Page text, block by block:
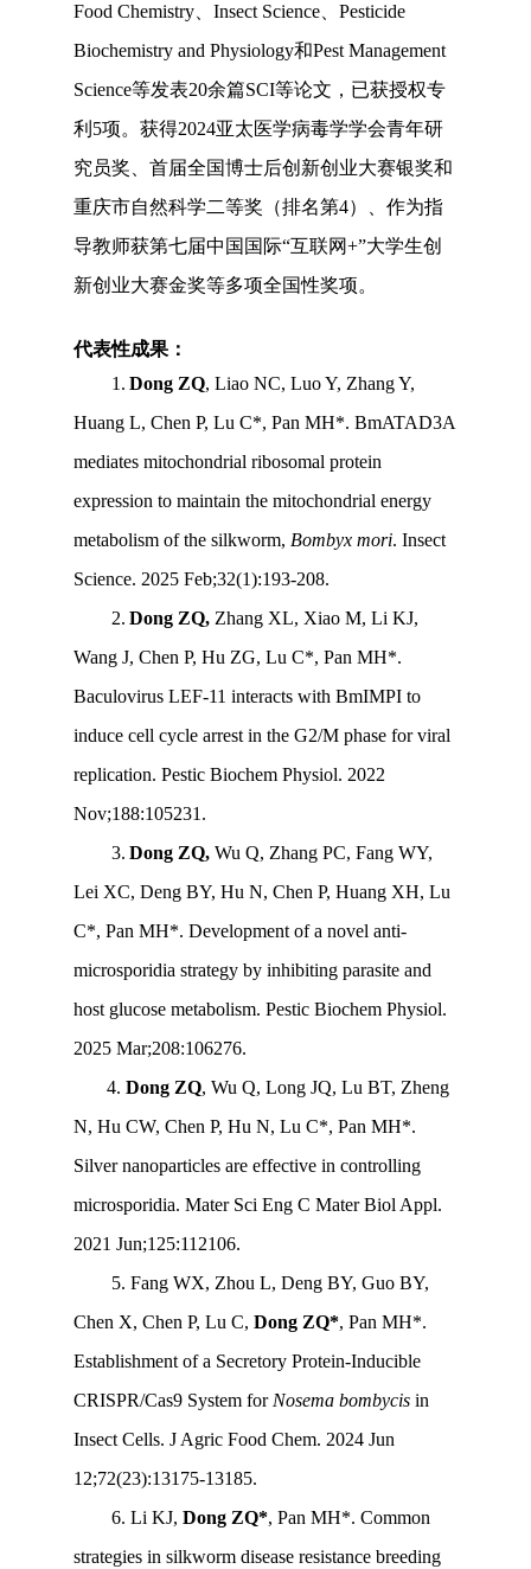
Food Chemistry、Insect Science、Pesticide
Biochemistry and Physiology和Pest Management
Science等发表20余篇SCI等论文，已获授权专
利5项。获得2024亚太医学病毒学学会青年研
究员奖、首届全国博士后创新创业大赛银奖和
重庆市自然科学二等奖（排名第4）、作为指
导教师获第七届中国国际“互联网+”大学生创
新创业大赛金奖等多项全国性奖项。
代表性成果：
1 . Dong ZQ, Liao NC, Luo Y, Zhang Y,
Huang L, Chen P, Lu C*, Pan MH*. BmATAD3A
mediates mitochondrial ribosomal protein
expression to maintain the mitochondrial energy
metabolism of the silkworm, Bombyx mori. Insect
Science. 2025 Feb;32(1):193-208.
2. Dong ZQ, Zhang XL, Xiao M, Li KJ,
Wang J, Chen P, Hu ZG, Lu C*, Pan MH*.
Baculovirus LEF-11 interacts with BmIMPI to
induce cell cycle arrest in the G2/M phase for viral
replication. Pestic Biochem Physiol. 2022
Nov;188:105231.
3. Dong ZQ,Wu Q, Zhang PC, Fang WY,
Lei XC, Deng BY, Hu N, Chen P, Huang XH, Lu
C*, Pan MH*. Development of a novel anti-
microsporidia strategy by inhibiting parasite and
host glucose metabolism. Pestic Biochem Physiol.
2025 Mar;208:106276.
4.Dong ZQ, Wu Q, Long JQ, Lu BT, Zheng
N, Hu CW, Chen P, Hu N, Lu C*, Pan MH*.
Silver nanoparticles are effective in controlling
microsporidia. Mater Sci Eng C Mater Biol Appl.
2021 Jun;125:112106.
5. Fang WX, Zhou L, Deng BY, Guo BY,
Chen X, Chen P, Lu C,Dong ZQ*, Pan MH*.
Establishment of a Secretory Protein-Inducible
CRISPR/Cas9 System for Nosema bombycis in
Insect Cells. J Agric Food Chem. 2024 Jun
12;72(23):13175-13185.
6. Li KJ,Dong ZQ*, Pan MH*. Common
strategies in silkworm disease resistance breeding